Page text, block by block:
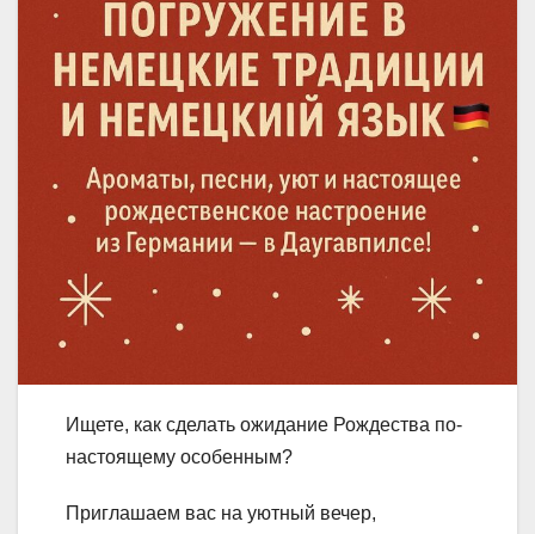
​Ищете, как сделать ожидание Рождества по-
настоящему особенным?
​Приглашаем вас на уютный вечер,